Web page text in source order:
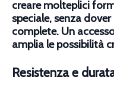
creare molteplici
speciale, senza
complete. Un
amplia le possibilità
Resistenza e